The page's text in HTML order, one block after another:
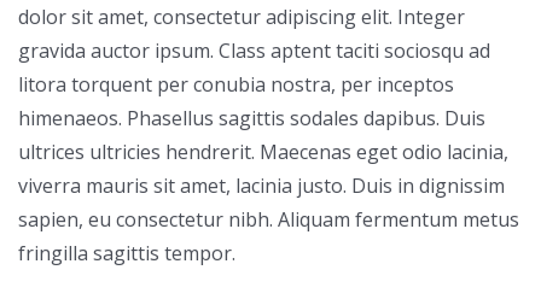
dolor sit amet, consectetur adipiscing elit. Integer
gravida auctor ipsum. Class aptent taciti sociosqu ad
litora torquent per conubia nostra, per inceptos
himenaeos. Phasellus sagittis sodales dapibus. Duis
ultrices ultricies hendrerit. Maecenas eget odio lacinia,
viverra mauris sit amet, lacinia justo. Duis in dignissim
sapien, eu consectetur nibh. Aliquam fermentum metus
fringilla sagittis tempor.